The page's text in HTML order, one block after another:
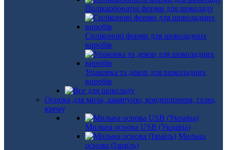
Полікарбонатні форми для шоколаду
Силіконові форми для шоколадних
виробів
Упаковка та декор для шоколадних
виробів
Основа для мила, шампуню, кондиціонера, гелю,
крему
Мильна основа USB (Україна)
Мильна
основа (Ізраїль)